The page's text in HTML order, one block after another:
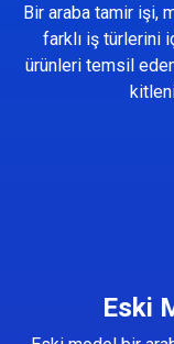
Bir araba tamir işi,
farklı iş türlerini
ürünleri temsil
Eski